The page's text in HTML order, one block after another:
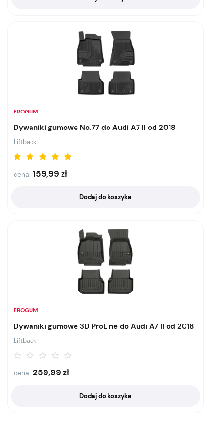
FROGUM
Dywaniki gumowe No.77 do Audi A7 II od 2018
Liftback
cena: 159,99 zł
Dodaj do koszyka
FROGUM
Dywaniki gumowe 3D ProLine do Audi A7 II od 2018
Liftback
cena: 259,99 zł
Dodaj do koszyka